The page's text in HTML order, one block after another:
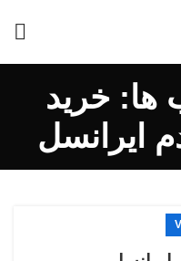
ها: خريد